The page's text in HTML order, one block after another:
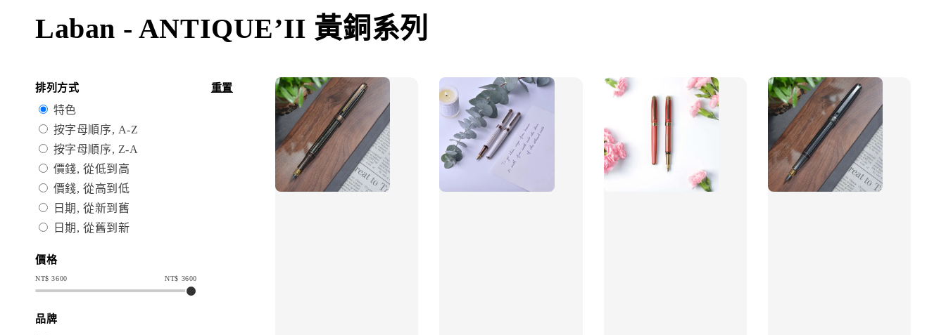
Laban - ANTIQUE’II 黃銅系列
排列方式 重置
特色
按字母順序, A-Z
按字母順序, Z-A
價錢, 從低到高
價錢, 從高到低
日期, 從新到舊
日期, 從舊到新
價格
NT$3600 NT$ 3600
品牌